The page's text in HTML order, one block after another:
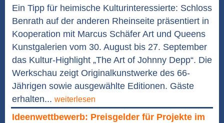
Ein Tipp für heimische Kulturinteressierte: Schloss
Benrath auf der anderen Rheinseite präsentiert in
Kooperation mit Marcus Schäfer Art und Queens
Kunstgalerien vom 30. August bis 27. September
das Kultur-Highlight „The Art of Johnny Depp“. Die
Werkschau zeigt Originalkunstwerke des 66-
Jährigen sowie ausgewählte Editionen. Gäste
erhalten... weiterlesen
Ideenwettbewerb: Preisgelder für Projekte im